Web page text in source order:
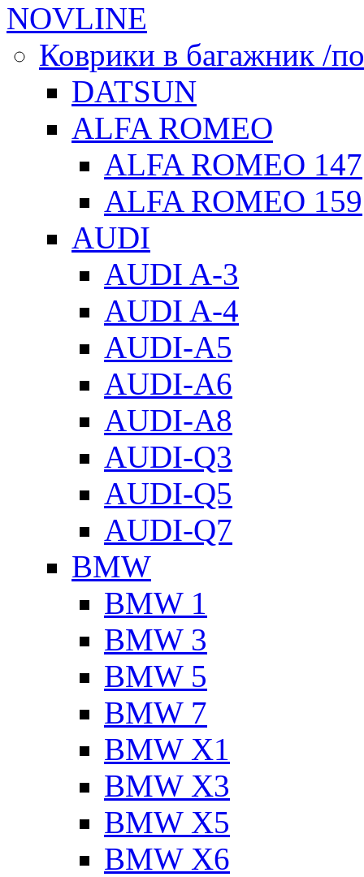
NOVLINE
Коврики в багажник /
DATSUN
ALFA ROMEO
ALFA ROMEO 147
ALFA ROMEO 159
AUDI
AUDI A-3
AUDI A-4
AUDI-A5
AUDI-A6
AUDI-A8
AUDI-Q3
AUDI-Q5
AUDI-Q7
BMW
BMW 1
BMW 3
BMW 5
BMW 7
BMW X1
BMW X3
BMW X5
BMW X6